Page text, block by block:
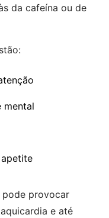
da cafeína ou de
mental
provocar
e até